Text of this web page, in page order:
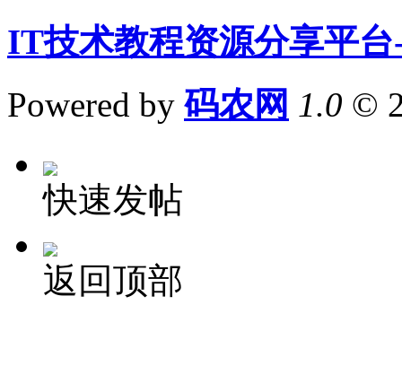
IT技术教程资源分享平
Powered by 码农网 1.0 ©
快速发帖
返回顶部